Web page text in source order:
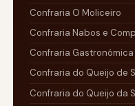
Confraria O Moliceiro
Confraria Nabos e
Confraria Gastronómica
Confraria do Queijo de
Confraria do Queijo da